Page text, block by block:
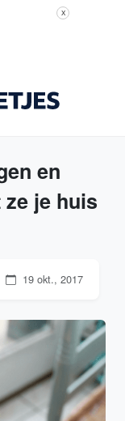
X
en
je huis
19 okt., 2017